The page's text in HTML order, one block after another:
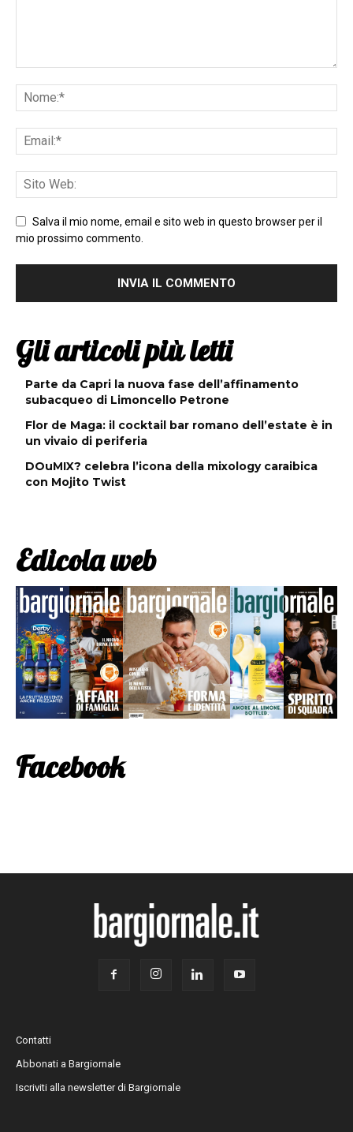
Salva il mio nome, email e sito web in questo browser per il
mio prossimo commento.
Gli articoli più letti
Parte da Capri la nuova fase dell’affinamento
subacqueo di Limoncello Petrone
Flor de Maga: il cocktail bar romano dell’estate è in
un vivaio di periferia
DOuMIX? celebra l’icona della mixology caraibica
con Mojito Twist
Edicola web
Facebook
Contatti
Abbonati a Bargiornale
Iscriviti alla newsletter di Bargiornale